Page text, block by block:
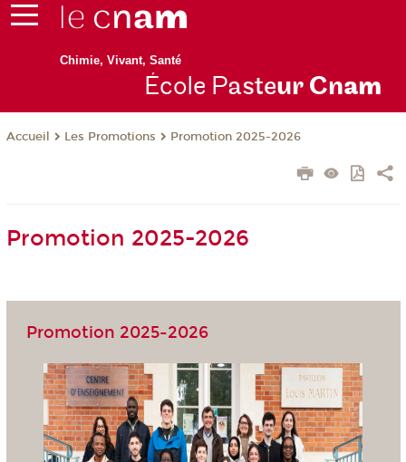
Chimie, Vivant, Santé
École Pasteur Cnam
Accueil Les Promotions Promotion 2025-2026
Promotion 2025-2026
Promotion 2025-2026